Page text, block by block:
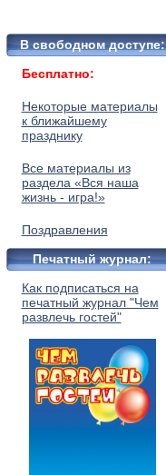
В свободном доступе:
Бесплатно:
Некоторые материалы
к ближайшему
празднику
Все материалы из
раздела «Вся наша
жизнь - игра!»
Поздравления
Печатный журнал:
Как подписаться на
печатный журнал "Чем
развлечь гостей"